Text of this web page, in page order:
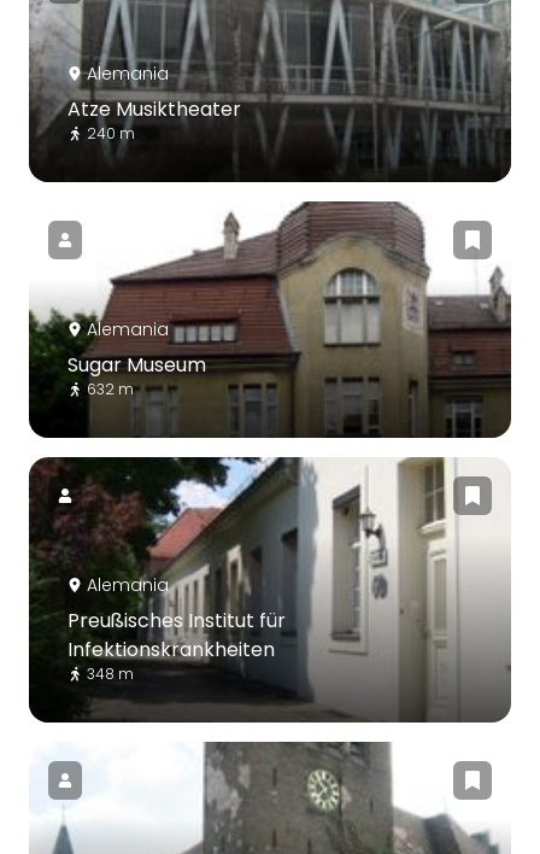
Alemania
Atze Musiktheater
240 m
Alemania
Sugar Museum
632 m
Alemania
Preußisches Institut für
Infektionskrankheiten
348 m